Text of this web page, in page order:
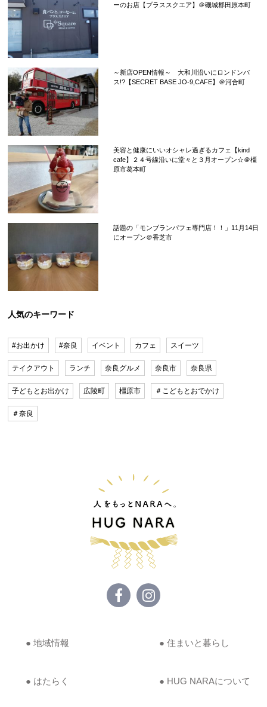
ーのお店【プラススクエア】＠磯城郡田原本町
～新店OPEN情報～ 大和川沿いにロンドンバ
ス!?【SECRET BASE JO-9,CAFE】＠河合町
美容と健康にいいオシャレ過ぎるカフェ【kind
cafe】２４号線沿いに堂々と３月オープン☆＠橿
原市葛本町
話題の「モンブランパフェ専門店！！」11月14日
にオープン＠香芝市
人気のキーワード
#お出かけ #奈良 イベント カフェ スイーツ
テイクアウト ランチ 奈良グルメ 奈良市 奈良県
子どもとお出かけ 広陵町 橿原市 ＃こどもとおでかけ
＃奈良
● 地域情報 ● 住まいと暮らし
● はたらく ● HUG NARAについて